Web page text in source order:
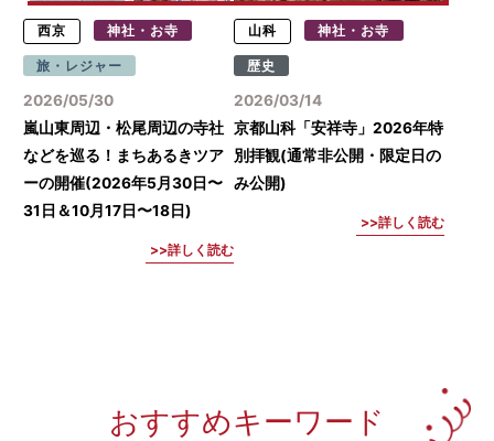
西京 神社・お寺
旅・レジャー
2026/05/30
嵐山東周辺・松尾周辺の寺社
などを巡る！まちあるきツア
ーの開催(2026年5月30日〜
31日＆10月17日〜18日)
詳しく読む
山科 神社・お寺
歴史
2026/03/14
京都山科「安祥寺」2026年特
別拝観(通常非公開・限定日の
み公開)
詳しく読む
おすすめキーワード